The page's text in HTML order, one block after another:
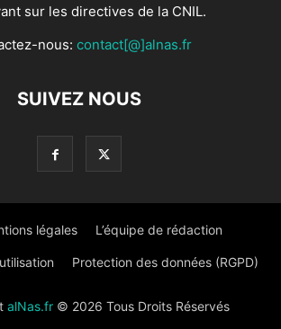
sur les directives de la CNIL.
nous: contact[@]alnas.fr
SUIVEZ NOUS
légales L’équipe de rédaction
Protection des données (RGPD)
alNas.fr© 2026 Tous Droits Réservés